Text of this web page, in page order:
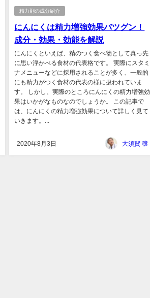
精力剤の成分紹介
にんにくは精力増強効果バツグン！
成分・効果・効能を解説
にんにくといえば、精のつく食べ物として真っ先
に思い浮かべる食材の代表格です。 実際にスタミ
ナメニューなどに採用されることが多く、一般的
にも精力がつく食材の代表の様に扱われていま
す。 しかし、実際のところにんにくの精力増強効
果はいかがなものなのでしょうか。 この記事で
は、にんにくの精力増強効果について詳しく見て
いきます。...
2020年8月3日 大須賀 穣